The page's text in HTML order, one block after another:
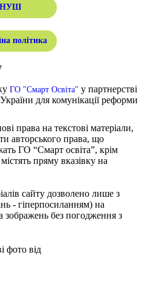
НУШ
політика
ГО "Смарт Освіта" у партнерстві
для комунікації реформи
права на текстові матеріали,
авторського права, що
ГО “Смарт освіта”, крім
пряму вказівку на
сайту дозволено лише з
- гіперпосиланням) на
без погодження з
фото від